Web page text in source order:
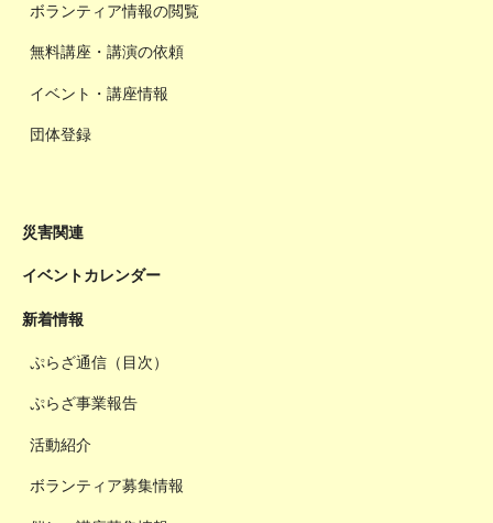
ボランティア情報の閲覧
無料講座・講演の依頼
イベント・講座情報
団体登録
災害関連
イベントカレンダー
新着情報
ぷらざ通信（目次）
ぷらざ事業報告
活動紹介
ボランティア募集情報